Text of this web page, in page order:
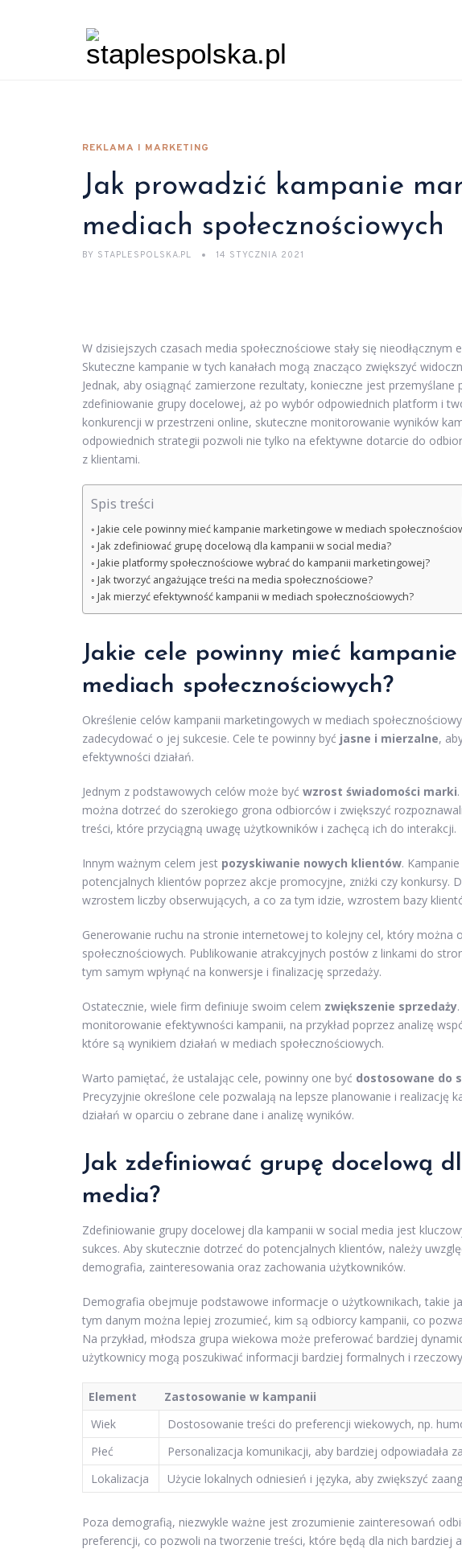
REKLAMA I MARKETING
Jak prowadzić kampanie
mediach społecznościowych
BY STAPLESPOLSKA.PL 14 STYCZNIA 2021
W dzisiejszych czasach media społecznościowe stały się
Skuteczne kampanie w tych kanałach mogą znacząco zwiększyć
Jednak, aby osiągnąć zamierzone rezultaty, konieczne jest
zdefiniowanie grupy docelowej, aż po wybór odpowiednich platform i
konkurencji w przestrzeni online, skuteczne monitorowanie wyników
odpowiednich strategii pozwoli nie tylko na efektywne dotarcie do
z klientami.
Spis treści
Jakie cele powinny mieć kampanie marketingowe w mediach
Jak zdefiniować grupę docelową dla kampanii w social media?
Jakie platformy społecznościowe wybrać do kampanii marketingowej?
Jak tworzyć angażujące treści na media społecznościowe?
Jak mierzyć efektywność kampanii w mediach społecznościowych?
Jakie cele powinny mieć
mediach społecznościowych?
Określenie celów kampanii marketingowych w mediach
zadecydować o jej sukcesie. Cele te powinny być jasne i mierzalne,
efektywności działań.
Jednym z podstawowych celów może być wzrost świadomości marki
można dotrzeć do szerokiego grona odbiorców i zwiększyć
treści, które przyciągną uwagę użytkowników i zachęcą ich do interakcji.
Innym ważnym celem jest pozyskiwanie nowych klientów.
potencjalnych klientów poprzez akcje promocyjne, zniżki czy konkursy.
wzrostem liczby obserwujących, a co za tym idzie, wzrostem bazy
Generowanie ruchu na stronie internetowej to kolejny cel, który można
społecznościowych. Publikowanie atrakcyjnych postów z linkami do
tym samym wpłynąć na konwersje i finalizację sprzedaży.
Ostatecznie, wiele firm definiuje swoim celem zwiększenie sprzedaży
monitorowanie efektywności kampanii, na przykład poprzez analizę
które są wynikiem działań w mediach społecznościowych.
Warto pamiętać, że ustalając cele, powinny one być dostosowane do
Precyzyjnie określone cele pozwalają na lepsze planowanie i realizację
działań w oparciu o zebrane dane i analizę wyników.
Jak zdefiniować grupę docelową
media?
Zdefiniowanie grupy docelowej dla kampanii w social media jest
sukces. Aby skutecznie dotrzeć do potencjalnych klientów, należy
demografia, zainteresowania oraz zachowania użytkowników.
Demografia obejmuje podstawowe informacje o użytkownikach, takie
tym danym można lepiej zrozumieć, kim są odbiorcy kampanii, co
Na przykład, młodsza grupa wiekowa może preferować bardziej
użytkownicy mogą poszukiwać informacji bardziej formalnych i
Element
Zastosowanie w kampanii
Wiek
Dostosowanie treści do preferencji wiekowych, np.
Płeć
Personalizacja komunikacji, aby bardziej odpowiadała
Lokalizacja
Użycie lokalnych odniesień i języka, aby zwiększyć
Poza demografią, niezwykle ważne jest zrozumienie zainteresowań
preferencji, co pozwoli na tworzenie treści, które będą dla nich bardziej